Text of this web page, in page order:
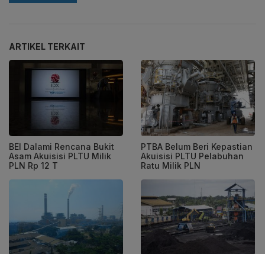
ARTIKEL TERKAIT
BEI Dalami Rencana Bukit
Asam Akuisisi PLTU Milik
PLN Rp 12 T
PTBA Belum Beri Kepastian
Akuisisi PLTU Pelabuhan
Ratu Milik PLN